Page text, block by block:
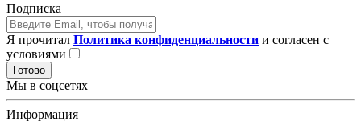
Подписка
Я прочитал Политика конфиденциальности и согласен с
условиями
Готово
Мы в соцсетях
Информация